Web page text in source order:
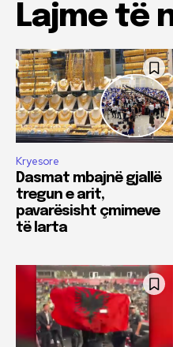
Lajme të
Kryesore
Dasmat mbajnë gjallë
tregun e arit,
pavarësisht çmimeve
të larta